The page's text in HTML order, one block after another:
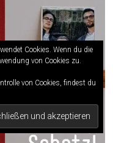
Cookies. Wenn du die
von Cookies zu.
von Cookies, findest du